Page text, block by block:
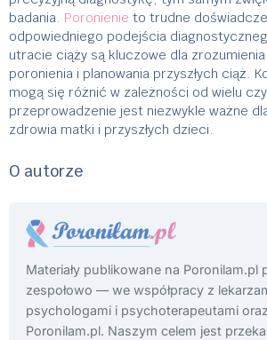
badania. Poronienie to trudne
odpowiedniego podejścia
utracie ciąży są kluczowe dla
poronienia i planowania przyszłych ciąż.
mogą się różnić w zależności od wielu
przeprowadzenie jest niezwykle ważne
zdrowia matki i przyszłych dzieci.
O autorze
Materiały publikowane na Poronilam.pl
zespołowo — we współpracy z
psychologami i psychoterapeutami
Poronilam.pl. Naszym celem jest